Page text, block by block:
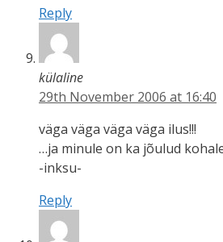
Reply
külaline
29th November 2006 at 16:40
väga väga väga väga ilus!!!
…ja minule on ka jõulud
-inksu-
Reply